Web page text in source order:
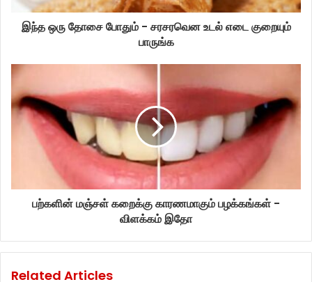
இந்த ஒரு தோசை போதும் - சரசரவென உடல் எடை குறையும்
பாருங்க
பற்களின் மஞ்சள் கறைக்கு காரணமாகும் பழக்கங்கள் -
விளக்கம் இதோ
Related Articles